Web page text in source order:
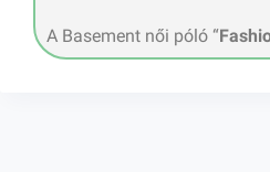
A Basement női póló “